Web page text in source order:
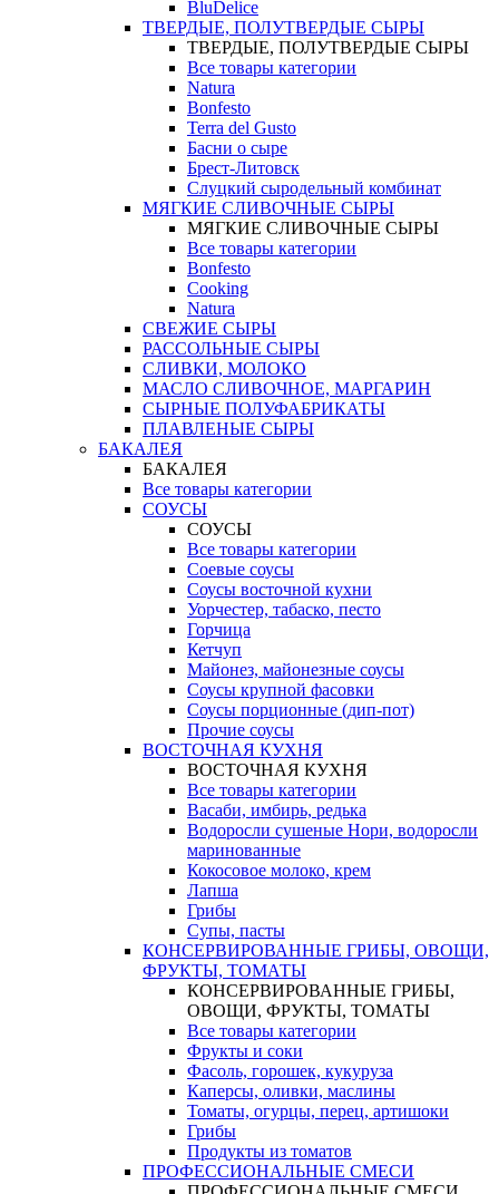
BluDelice
ТВЕРДЫЕ, ПОЛУТВЕРДЫЕ СЫРЫ
ТВЕРДЫЕ, ПОЛУТВЕРДЫЕ СЫРЫ
Все товары категории
Natura
Bonfesto
Terra del Gusto
Басни о сыре
Брест-Литовск
Слуцкий сыродельный комбинат
МЯГКИЕ СЛИВОЧНЫЕ СЫРЫ
МЯГКИЕ СЛИВОЧНЫЕ СЫРЫ
Все товары категории
Bonfesto
Cooking
Natura
СВЕЖИЕ СЫРЫ
РАССОЛЬНЫЕ СЫРЫ
СЛИВКИ, МОЛОКО
МАСЛО СЛИВОЧНОЕ, МАРГАРИН
СЫРНЫЕ ПОЛУФАБРИКАТЫ
ПЛАВЛЕНЫЕ СЫРЫ
БАКАЛЕЯ
БАКАЛЕЯ
Все товары категории
СОУСЫ
СОУСЫ
Все товары категории
Соевые соусы
Соусы восточной кухни
Уорчестер, табаско, песто
Горчица
Кетчуп
Майонез, майонезные соусы
Соусы крупной фасовки
Соусы порционные (дип-пот)
Прочие соусы
ВОСТОЧНАЯ КУХНЯ
ВОСТОЧНАЯ КУХНЯ
Все товары категории
Васаби, имбирь, редька
Водоросли сушеные Нори, водоросли
маринованные
Кокосовое молоко, крем
Лапша
Грибы
Супы, пасты
КОНСЕРВИРОВАННЫЕ ГРИБЫ, ОВОЩИ,
ФРУКТЫ, ТОМАТЫ
КОНСЕРВИРОВАННЫЕ ГРИБЫ,
ОВОЩИ, ФРУКТЫ, ТОМАТЫ
Все товары категории
Фрукты и соки
Фасоль, горошек, кукуруза
Каперсы, оливки, маслины
Томаты, огурцы, перец, артишоки
Грибы
Продукты из томатов
ПРОФЕССИОНАЛЬНЫЕ СМЕСИ